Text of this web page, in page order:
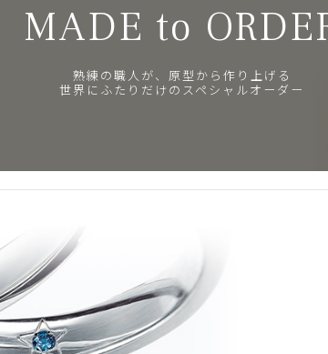
MADE to
熟練の職人が、原型から作り上げる
世界にふたりだけのスペシャルオーダー